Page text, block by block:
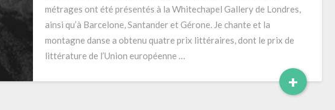
tu
as
regardé
les
(2024)
métrages ont été présentés à la Whitechapel Gallery de Londres,
ainsi qu’à Barcelone, Santander et Gérone. Je chante et la
montagne danse a obtenu quatre prix littéraires, dont le prix de
littérature de l’Union européenne …
+Read
More